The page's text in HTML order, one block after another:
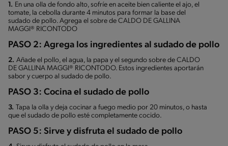
1. En una olla de fondo alto, sofríe en aceite bien caliente el ajo, el
tomate, la cebolla durante 4 minutos para formar la base del
sudado de pollo. Agrega el sobre de CALDO DE GALLINA
MAGGI® RICONTODO
PASO 2: Agrega los ingredientes al sudado de pollo
2. Añade el pollo, el agua, la papa y el segundo sobre de CALDO
DE GALLINA MAGGI® RICONTODO. Estos ingredientes aportarán
sabor y cuerpo al sudado de pollo.
PASO 3: Cocina el sudado de pollo
3. Tapa la olla y deja cocinar a fuego medio por 20 minutos, o hasta
que el sudado de pollo esté completamente cocido.
PASO 5: Sirve y disfruta el sudado de pollo